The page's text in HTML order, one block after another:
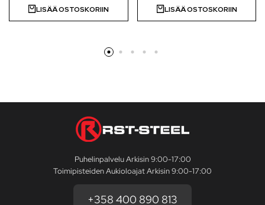
LISÄÄ OSTOSKORIIN LISÄÄ OSTOSKORIIN
Puhelinpalvelu Arkisin 9:00-17:00
Toimipisteiden Aukioloajat Arkisin 9:00-17:00
+358 400 890 813